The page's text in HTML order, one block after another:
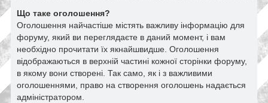
Що таке оголошення?
Оголошення найчастіше містять важливу інформацію для
форуму, який ви переглядаєте в даний момент, і вам
необхідно прочитати їх якнайшвидше. Оголошення
відображаються в верхній частині кожної сторінки форуму,
в якому вони створені. Так само, як і з важливими
оголошеннями, право на створення оголошень надається
адміністратором.